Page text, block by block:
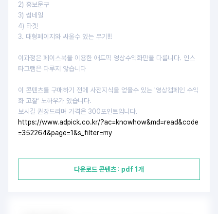
2) 홍보문구
3) 썸네일
4) 타겟
3. 대형페이지와 싸울수 있는 무기!!!
이과정은 페이스북을 이용한 애드픽 영상수익화만을 다룹니다. 인스
타그램은 다루지 않습니다
이 콘텐츠를 구매하기 전에 사전지식을 얻을수 있는 '영상캠페인 수익
화 고찰' 노하우가 있습니다.
보시길 권장드리며 가격은 300포인트입니다.
https://www.adpick.co.kr/?ac=knowhow&md=read&code
=352264&page=1&s_filter=my
다운로드 콘텐츠 : pdf 1개